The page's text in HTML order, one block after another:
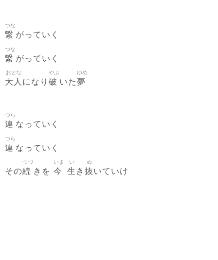
繋
つな
がっていく
繋
つな
がっていく
大人
おとな
になり 破
やぶ
いた夢
ゆめ
連
つら
なっていく
連
つら
なっていく
その続
つづ
きを 今
いま
生
い
き 抜
ぬ
いていけ